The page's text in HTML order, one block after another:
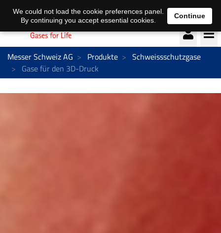
Deutsch français
Messer Schweiz AG Produkte
Schweissschutzgase
Gase für den 3D-Druck
We could not load the cookie preferences panel.
By continuing you accept essential cookies.
Continue